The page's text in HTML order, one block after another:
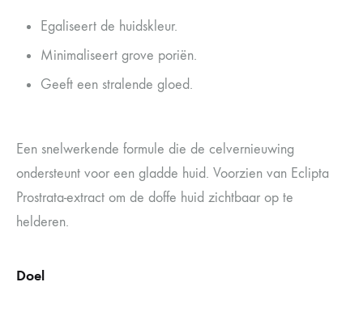
Egaliseert de huidskleur.
Minimaliseert grove poriën.
Geeft een stralende gloed.
Een snelwerkende formule die de celvernieuwing
ondersteunt voor een gladde huid. Voorzien van Eclipta
Prostrata-extract om de doffe huid zichtbaar op te
helderen.
Doel